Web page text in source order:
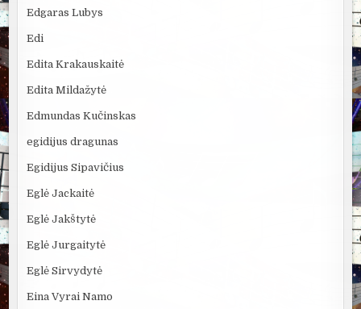
Edgaras Lubys
Edi
Edita Krakauskaitė
Edita Mildažytė
Edmundas Kučinskas
egidijus dragunas
Egidijus Sipavičius
Eglė Jackaitė
Eglė Jakštytė
Eglė Jurgaitytė
Eglė Sirvydytė
Eina Vyrai Namo